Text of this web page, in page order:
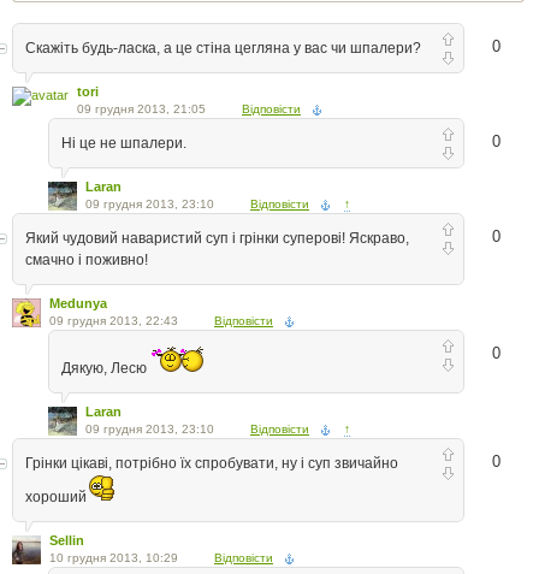
0
Скажіть будь-ласка, а це стіна цегляна у вас чи шпалери?
tori
09 грудня 2013, 21:05 Відповісти
0
Ні це не шпалери.
Laran
09 грудня 2013, 23:10 Відповісти ↑
0
Який чудовий наваристий суп і грінки суперові! Яскраво,
смачно і поживно!
Medunya
09 грудня 2013, 22:43 Відповісти
0
Дякую, Лесю
Laran
09 грудня 2013, 23:10 Відповісти ↑
0
Грінки цікаві, потрібно їх спробувати, ну і суп звичайно
хороший
Sellin
10 грудня 2013, 10:29 Відповісти